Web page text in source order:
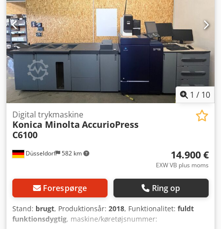
1 / 10
Düsseldorf 582 km
Digital trykmaskine
Konica Minolta AccurioPress
C6100
14.900 €
EXW VB plus moms
Forespørge Ring op
Stand: brugt, Produktionsår: 2018, Funktionalitet: fuldt
funktionsdygtig, maskine/køretøjsnummer: